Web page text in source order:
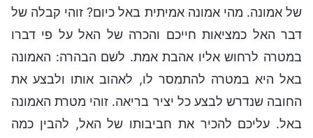
של אמונה. מהי אמונה אמיתית באל כיום? זוהי קבלה של
דבר האל כמציאות חייכם והכרה של האל על פי דברו
במטרה לרחוש אליו אהבת אמת. לשם הבהרה: האמונה
באל היא במטרה להתמסר לו, לאהוב אותו ולבצע את
החובה שנדרש לבצע כל יציר בריאה. זוהי מטרת האמונה
באל. עליכם להכיר את חביבותו של האל, להבין כמה